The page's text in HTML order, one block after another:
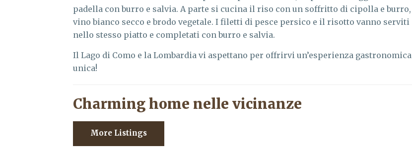
padella con burro e salvia. A parte si cucina il riso con un soffritto di cipolla e burro,
vino bianco secco e brodo vegetale. I filetti di pesce persico e il risotto vanno serviti
nello stesso piatto e completati con burro e salvia.
Il Lago di Como e la Lombardia vi aspettano per offrirvi un’esperienza gastronomica
unica!
Charming home nelle vicinanze
More Listings